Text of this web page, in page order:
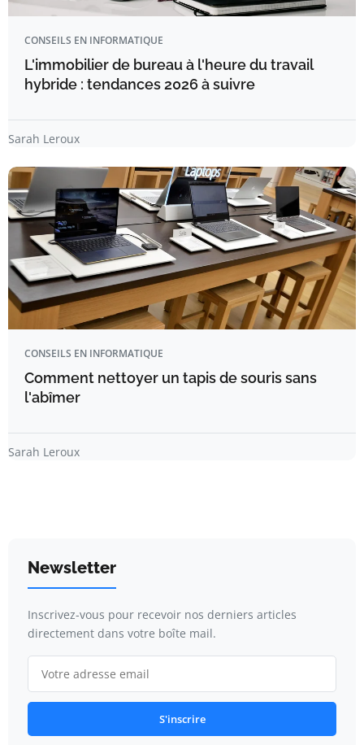
CONSEILS EN INFORMATIQUE
L'immobilier de bureau à l'heure du travail
hybride : tendances 2026 à suivre
Sarah Leroux
CONSEILS EN INFORMATIQUE
Comment nettoyer un tapis de souris sans
l'abîmer
Sarah Leroux
Newsletter
Inscrivez-vous pour recevoir nos derniers articles
directement dans votre boîte mail.
S'inscrire